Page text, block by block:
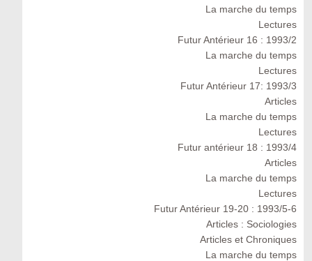
La marche du temps
Lectures
Futur Antérieur 16 : 1993/2
La marche du temps
Lectures
Futur Antérieur 17: 1993/3
Articles
La marche du temps
Lectures
Futur antérieur 18 : 1993/4
Articles
La marche du temps
Lectures
Futur Antérieur 19-20 : 1993/5-6
Articles : Sociologies
Articles et Chroniques
La marche du temps